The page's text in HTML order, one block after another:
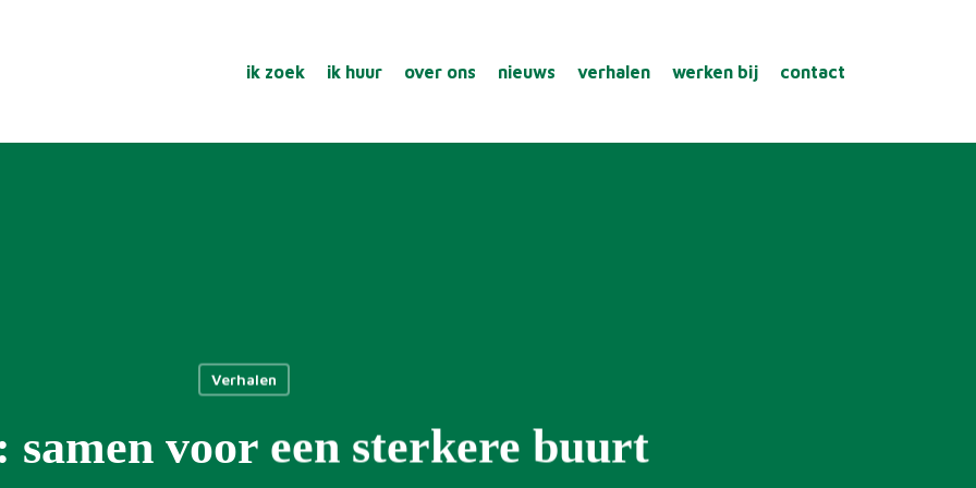
ik zoek ik huur over ons nieuws verhalen werken bij contact
Verhalen
samen voor een sterkere buurt